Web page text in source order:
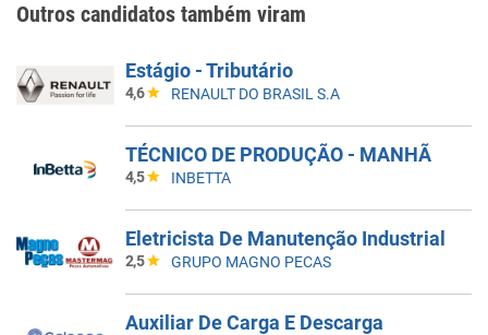
Outros candidatos também viram
Estágio - Tributário
4,6 RENAULT DO BRASIL S.A
TÉCNICO DE PRODUÇÃO - MANHÃ
4,5 INBETTA
Eletricista De Manutenção Industrial
2,5 GRUPO MAGNO PECAS
Auxiliar De Carga E Descarga